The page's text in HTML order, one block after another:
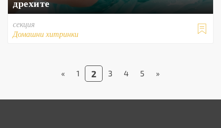
дрехите

секция
Домашни хитринки
« 1 2 3 4 5 »